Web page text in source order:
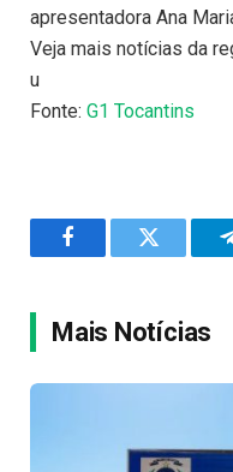
apresentadora Ana
Veja mais notícias da
u
Fonte: G1 Tocantins
FacebookTwitter
Mais Notícias